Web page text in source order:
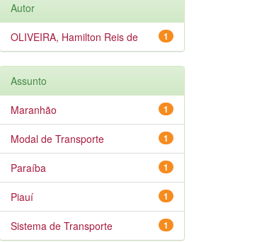
Autor
1
OLIVEIRA, Hamilton Reis de
Assunto
1
Maranhão
1
Modal de Transporte
1
Paraíba
1
Piauí
1
Sistema de Transporte